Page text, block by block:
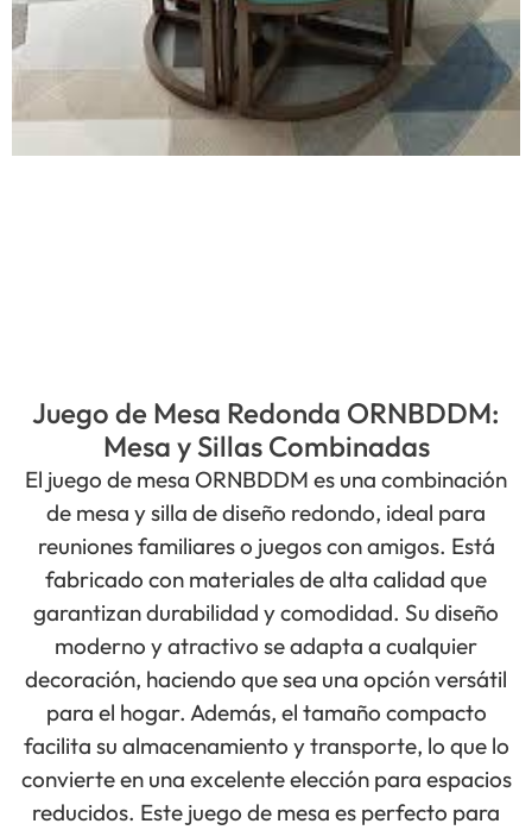
Juego de Mesa Redonda ORNBDDM:
Mesa y Sillas Combinadas
El juego de mesa ORNBDDM es una combinación
de mesa y silla de diseño redondo, ideal para
reuniones familiares o juegos con amigos. Está
fabricado con materiales de alta calidad que
garantizan durabilidad y comodidad. Su diseño
moderno y atractivo se adapta a cualquier
decoración, haciendo que sea una opción versátil
para el hogar. Además, el tamaño compacto
facilita su almacenamiento y transporte, lo que lo
convierte en una excelente elección para espacios
reducidos. Este juego de mesa es perfecto para